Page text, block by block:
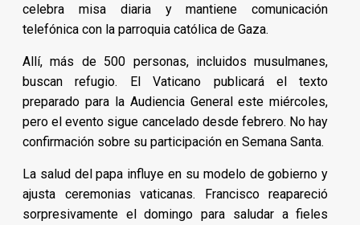
celebra misa diaria y mantiene comunicación
telefónica con la parroquia católica de Gaza.
Allí, más de 500 personas, incluidos musulmanes,
buscan refugio. El Vaticano publicará el texto
preparado para la Audiencia General este miércoles,
pero el evento sigue cancelado desde febrero. No hay
confirmación sobre su participación en Semana Santa.
La salud del papa influye en su modelo de gobierno y
ajusta ceremonias vaticanas. Francisco reapareció
sorpresivamente el domingo para saludar a fieles